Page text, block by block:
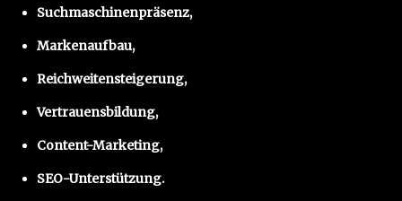
Suchmaschinenpräsenz,
Markenaufbau,
Reichweitensteigerung,
Vertrauensbildung,
Content-Marketing,
SEO-Unterstützung.